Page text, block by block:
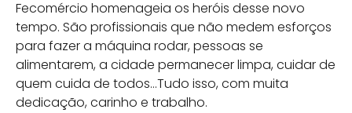
Fecomércio homenageia os heróis desse novo
tempo. São profissionais que não medem esforços
para fazer a máquina rodar, pessoas se
alimentarem, a cidade permanecer limpa, cuidar de
quem cuida de todos…Tudo isso, com muita
dedicação, carinho e trabalho.